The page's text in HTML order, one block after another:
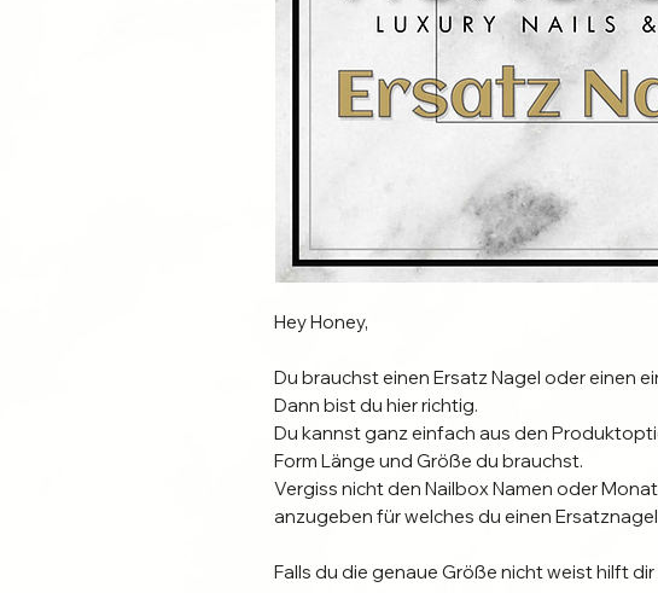
Hey Honey,
Du brauchst einen Ersatz Nagel oder einen
Dann bist du hier richtig.
Du kannst ganz einfach aus den
Form Länge und Größe du brauchst.
Vergiss nicht den Nailbox Namen oder
anzugeben für welches du einen
Falls du die genaue Größe nicht weist hilft